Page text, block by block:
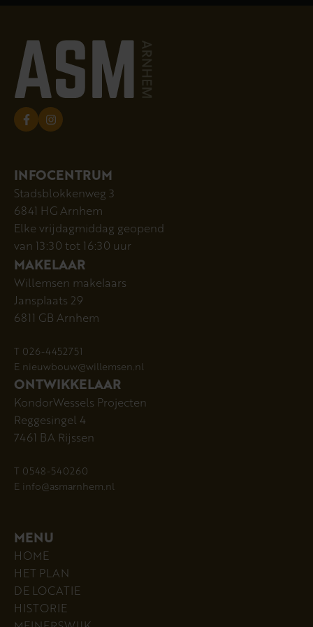
INFOCENTRUM
Stadsblokkenweg 3
6841 HG Arnhem
Elke vrijdagmiddag geopend
van 13:30 tot 16:30 uur
MAKELAAR
Willemsen makelaars
Jansplaats 29
6811 GB Arnhem
T 026-4452751
E nieuwbouw@willemsen.nl
ONTWIKKELAAR
KondorWessels Projecten
Reggesingel 4
7461 BA Rijssen
T 0548-540260
E info@asmarnhem.nl
MENU
HOME
HET PLAN
DE LOCATIE
HISTORIE